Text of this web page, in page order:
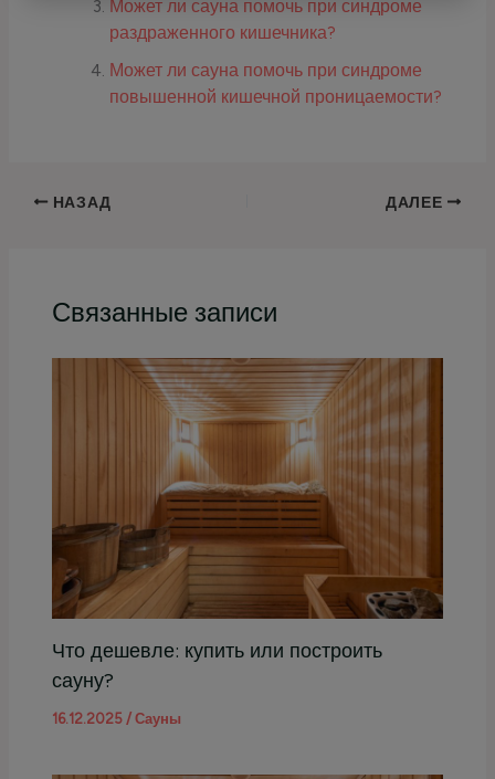
Может ли сауна помочь при синдроме
раздраженного кишечника?
Может ли сауна помочь при синдроме
повышенной кишечной проницаемости?
НАЗАД ДАЛЕЕ
Связанные записи
Что дешевле: купить или построить
сауну?
16.12.2025 /Сауны